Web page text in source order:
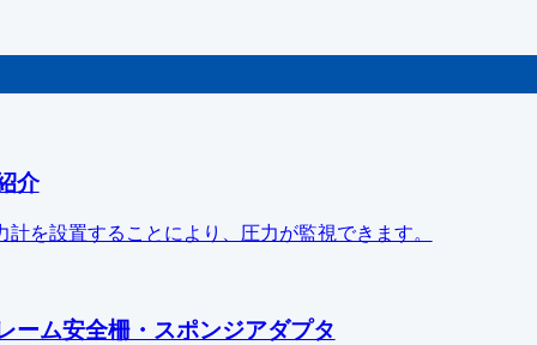
介
を設置することにより、圧力が監視できます。
ーム安全柵・スポンジアダプタ